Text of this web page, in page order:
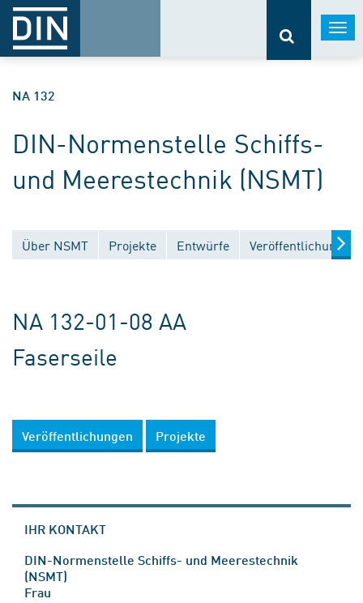
NA 132
DIN-Normenstelle Schiffs-
und Meerestechnik (NSMT)
Über NSMT Projekte Entwürfe Veröffentlichungen
NA 132-01-08 AA
Faserseile
Veröffentlichungen Projekte
IHR KONTAKT
DIN-Normenstelle Schiffs- und Meerestechnik
(NSMT)
Frau